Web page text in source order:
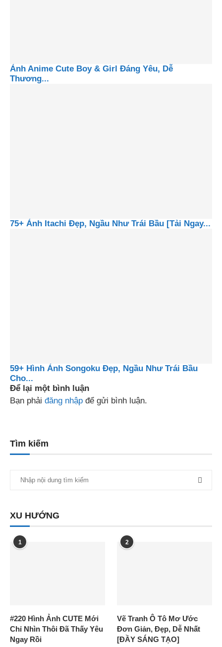
Ảnh Anime Cute Boy & Girl Đáng Yêu, Dễ
Thương...
75+ Ảnh Itachi Đẹp, Ngầu Như Trái Bầu [Tải Ngay...
59+ Hình Ảnh Songoku Đẹp, Ngầu Như Trái Bầu
Cho...
Để lại một bình luận
Bạn phải đăng nhập để gửi bình luận.
Tìm kiếm
XU HƯỚNG
1
#220 Hình Ảnh CUTE Mới
Chỉ Nhìn Thôi Đã Thấy Yêu
Ngay Rồi
2
Vẽ Tranh Ô Tô Mơ Ước
Đơn Giản, Đẹp, Dễ Nhất
[ĐẦY SÁNG TẠO]